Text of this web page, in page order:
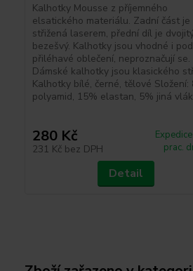
Kalhotky Mousse z příjemného
elsatického materiálu. Zadní část je
střižená laserem, přední díl je
bezešvý. Kalhotky jsou vhodné i pod
přiléhavé oblečení, neproznačují se.
Dámské kalhotky jsou klasického
Kalhotky bílé, černé, tělové Složení:
polyamid, 15% elastan, 5% jiná
280 Kč
231 Kč bez DPH
prac.
Detail